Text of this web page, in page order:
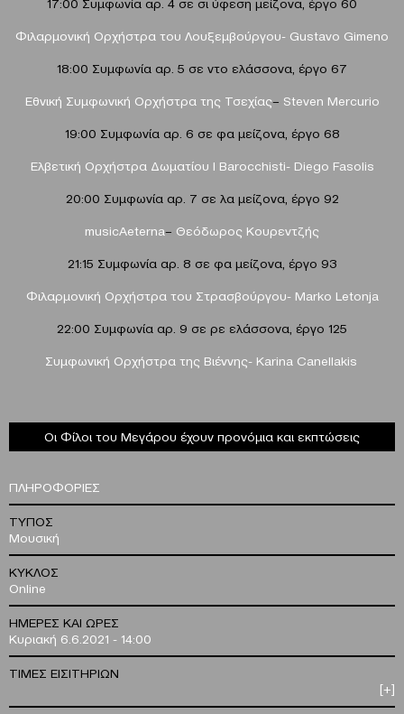
Φιλαρμονική Ορχήστρα του Λουξεμβούργου- Gustavo Gimeno
18:00 Συμφωνία αρ. 5 σε ντο ελάσσονα, έργο 67
Εθνική Συμφωνική Ορχήστρα της Τσεχίας– Steven Mercurio
19:00 Συμφωνία αρ. 6 σε φα μείζονα, έργο 68
Ελβετική Ορχήστρα Δωματίου I Barocchisti- Diego Fasolis
20:00 Συμφωνία αρ. 7 σε λα μείζονα, έργο 92
musicAeterna– Θεόδωρος Κουρεντζής
21:15 Συμφωνία αρ. 8 σε φα μείζονα, έργο 93
Φιλαρμονική Ορχήστρα του Στρασβούργου- Marko Letonja
22:00 Συμφωνία αρ. 9 σε ρε ελάσσονα, έργο 125
Συμφωνική Ορχήστρα της Βιέννης- Karina Canellakis
Οι Φίλοι του Μεγάρου έχουν προνόμια και εκπτώσεις
ΠΛΗΡΟΦΟΡΙΕΣ
ΤΥΠΟΣ
Μουσική
ΚΥΚΛΟΣ
Online
ΗΜΕΡΕΣ ΚΑΙ ΩΡΕΣ
Κυριακή 6.6.2021 - 14:00
ΤΙΜΕΣ ΕΙΣΙΤΗΡΙΩΝ
[+]